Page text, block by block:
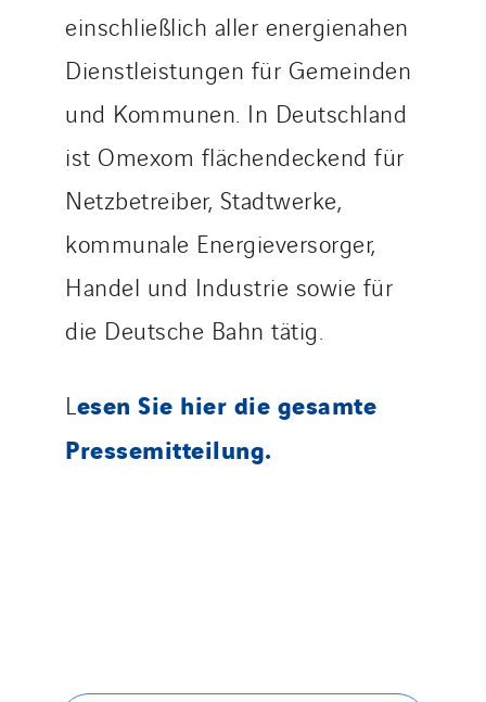
einschließlich aller energienahen
Dienstleistungen für Gemeinden
und Kommunen. In Deutschland
ist Omexom flächendeckend für
Netzbetreiber, Stadtwerke,
kommunale Energieversorger,
Handel und Industrie sowie für
die Deutsche Bahn tätig.
L esen Sie hier die gesamte
Pressemitteilung.